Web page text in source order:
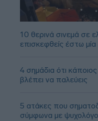
10 θερινά σινεμά σε
επισκεφθείς έστω
4 σημάδια ότι
βλέπει να παλεύεις
5 ατάκες που
σύμφωνα με